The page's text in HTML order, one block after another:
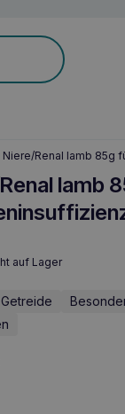
Niere/Renal lamb 85g
lamb
auf Lager